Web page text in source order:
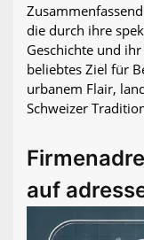
die durch ihre
Geschichte und
beliebtes Ziel für
urbanem Flair,
Schweizer
auf